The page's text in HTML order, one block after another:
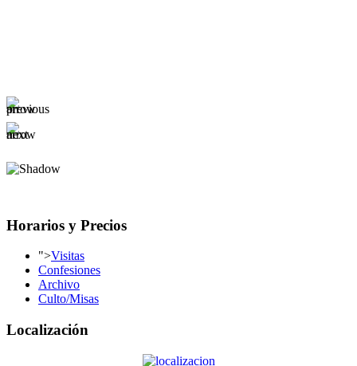
Horarios y Precios
">Visitas
Confesiones
Archivo
Culto/Misas
Localización